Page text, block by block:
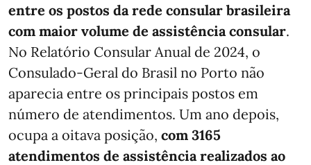
entre os postos da rede consular brasileira
com maior volume de assistência consular.
No Relatório Consular Anual de 2024, o
Consulado-Geral do Brasil no Porto não
aparecia entre os principais postos em
número de atendimentos. Um ano depois,
ocupa a oitava posição, com 3165
atendimentos de assistência realizados ao